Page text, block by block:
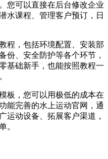
您可以直接在后台修改企业
水课程、管理客户预订，日
程，包括环境配置、安装部
份、安全防护等各个环节，
基础新手，也能按照教程一
板，您可以用极低的成本在
能完善的水上运动官网，通
运动设备、拓展客户渠道，
。